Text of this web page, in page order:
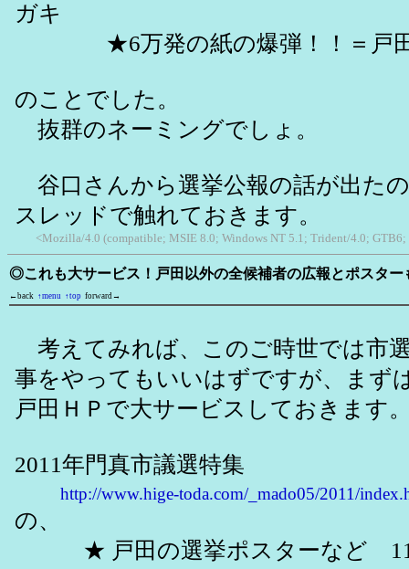
ガキ
★6万発の紙の爆弾！！＝戸田
のことでした。
抜群のネーミングでしょ。
谷口さんから選挙公報の話が出た
スレッドで触れておきます。
<Mozilla/4.0 (compatible; MSIE 8.0; Windows NT 5.1; Trident/4.0;
◎これも大サービス！戸田以外の全候補者の広報とポスター
←back ↑menu ↑top forward→
考えてみれば、このご時世では市
事をやってもいいはずですが、まず
戸田ＨＰで大サービスしておきます
2011年門真市議選特集
http://www.hige-toda.com/_mado05/2011/
の、
★ 戸田の選挙ポスターなど 11/